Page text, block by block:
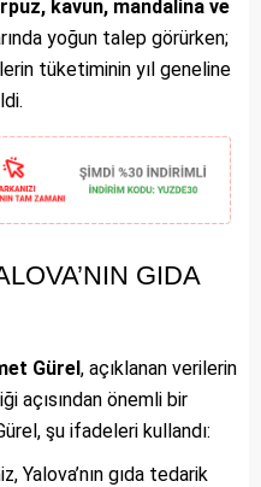
kavun, mandalina ve
yoğun talep görürken;
tüketiminin yıl geneline
GIDA
Gürel, açıklanan verilerin
açısından önemli bir
şu ifadeleri kullandı:
Yalova’nın gıda tedarik